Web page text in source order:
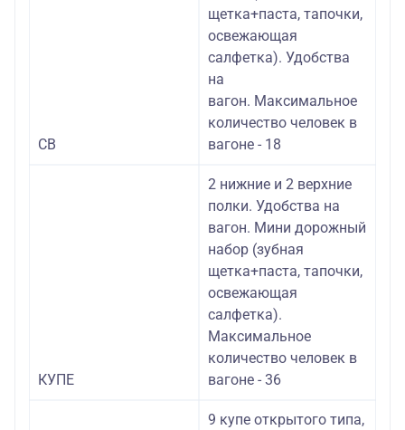
СВ
щетка+паста, тапочки,
освежающая
салфетка). Удобства
на
вагон. Максимальное
количество человек в
вагоне - 18
КУПЕ
2 нижние и 2 верхние
полки. Удобства на
вагон. Мини дорожный
набор (зубная
щетка+паста, тапочки,
освежающая
салфетка).
Максимальное
количество человек в
вагоне - 36
9 купе открытого типа,